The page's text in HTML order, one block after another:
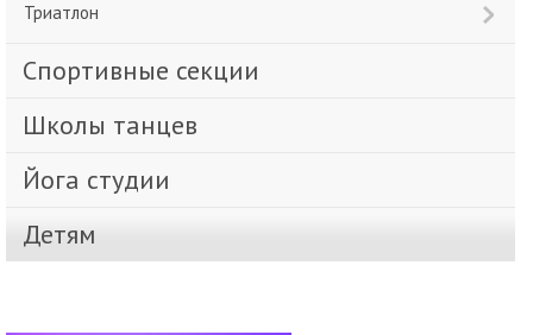
Триатлон
Спортивные секции
Школы танцев
Йога студии
Детям